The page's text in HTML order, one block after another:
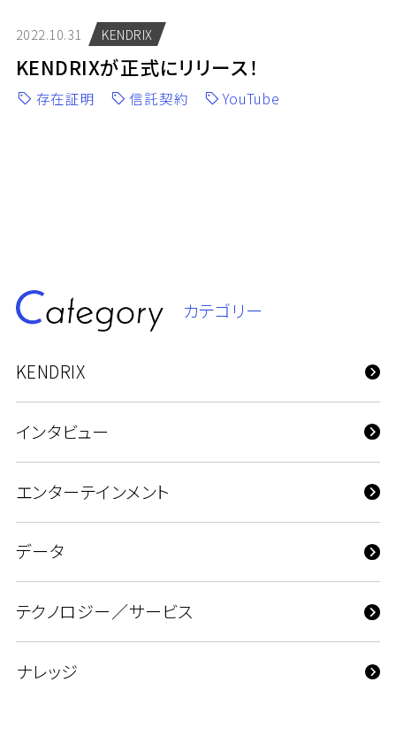
2022.10.31 KENDRIX
KENDRIXが正式にリリース！
存在証明 信託契約 YouTube
カテゴリー
KENDRIX
インタビュー
エンターテインメント
データ
テクノロジー／サービス
ナレッジ